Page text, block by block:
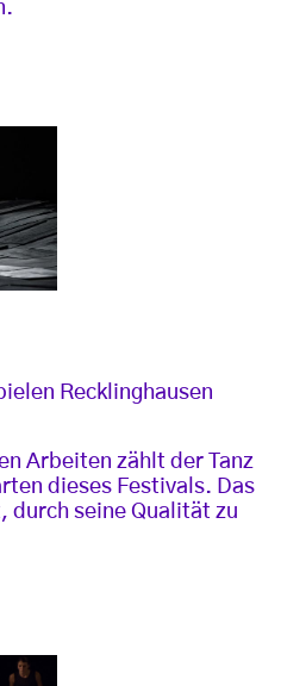
Recklinghausen
Arbeiten zählt der Tanz
dieses Festivals. Das
durch seine Qualität zu